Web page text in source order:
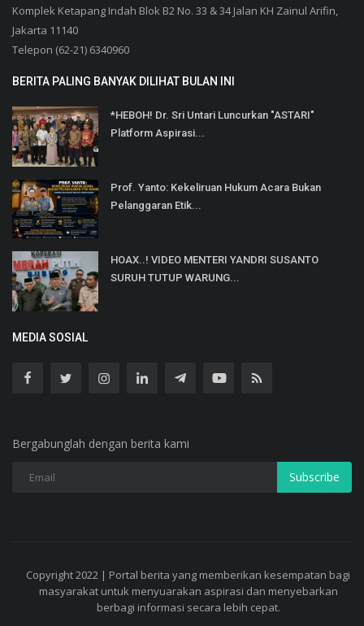
Komplek Ketapang Indah Blok B2 No. 33 & 34 Jalan KH Zainul Arifin,
Jakarta 11140
Telepon (62-21) 6340960
BERITA PALING BANYAK DILIHAT BULAN INI
*HEBOH! Dr. Sri Untari Luncurkan "ASTARI"
Platform Aspirasi...
Prof. Yanto: Kekeliruan Hukum Acara Bukan
Pelanggaran Etik...
HOAX..! VIDEO MENTERI YANDRI SUSANTO
SURUH TUTUP WARUNG...
MEDIA SOSIAL
Bergabunglah dengan berita kami
Subscribe
Copyright 2022 | Portal berita yang memberikan kesempatan bagi
masyarakat untuk menyuarakan aspirasi dan menyebarkan
berbagi informasi secara lebih cepat.